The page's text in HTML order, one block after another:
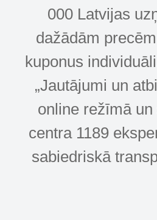
000 Latvijas
dažādām
kuponus
„Jautājumi un
online režīmā
centra 1189
sabiedriskā